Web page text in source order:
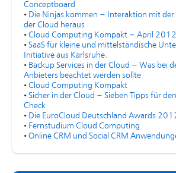
Conceptboard
• Die Ninjas kommen – Interaktion mit der
der Cloud heraus
• Cloud Computing Kompakt – April 2012
• SaaS für kleine und mittelständische
Initiative aus Karlsruhe.
• Backup Services in der Cloud – Was bei
Anbieters beachtet werden sollte
• Cloud Computing Kompakt
• Sicher in der Cloud – Sieben Tipps für
Check
• Die EuroCloud Deutschland Awards
• Fernstudium Cloud Computing
• Online CRM und Social CRM